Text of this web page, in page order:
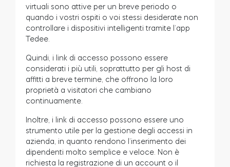
virtuali sono attive per un breve periodo o
quando i vostri ospiti o voi stessi desiderate non
controllare i dispositivi intelligenti tramite l’app
Tedee.
Quindi, i link di accesso possono essere
considerati i più utili, soprattutto per gli host di
affitti a breve termine, che offrono la loro
proprietà a visitatori che cambiano
continuamente.
Inoltre, i link di accesso possono essere uno
strumento utile per la gestione degli accessi in
azienda, in quanto rendono l’inserimento dei
dipendenti molto semplice e veloce. Non è
richiesta la registrazione di un account o il